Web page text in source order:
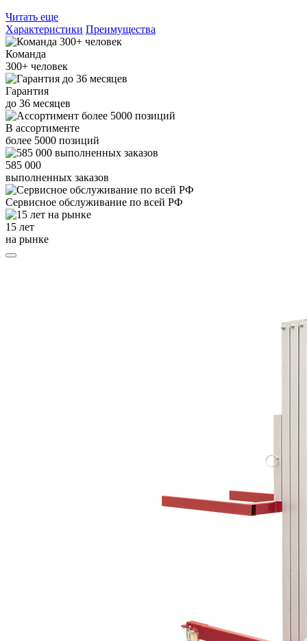
Читать еще
Характеристики Преимущества
Команда
300+ человек
Гарантия
до 36 месяцев
В ассортименте
более 5000 позиций
585 000
выполненных заказов
Сервисное обслуживание по всей РФ
15 лет
на рынке